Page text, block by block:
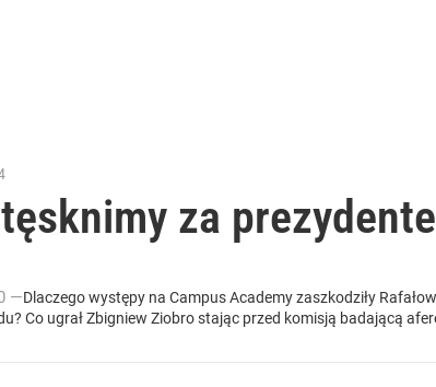
za
—Dlaczego występy na Campus Academy zaszkodziły
Co ugrał Zbigniew Ziobro stając przed komisją badającą